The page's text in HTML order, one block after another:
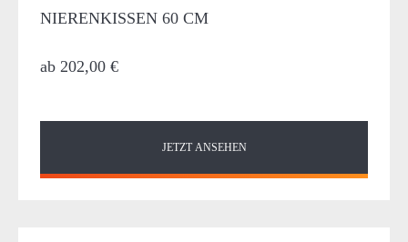
NIERENKISSEN 60 CM
ab 202,00 €
JETZT ANSEHEN